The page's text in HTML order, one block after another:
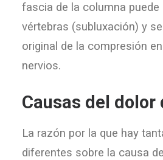
fascia de la columna puede
vértebras (subluxación) y
original de la compresión
nervios.
Causas del dolor
La razón por la que hay
diferentes sobre la causa